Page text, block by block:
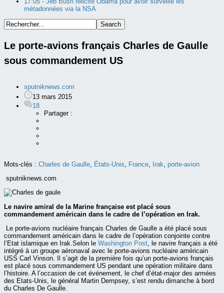
métadonnées via la NSA
Le porte-avions français Charles de Gaulle
sous commandement US
sputniknews.com
13 mars 2015
18
Partager :
Mots-clés : Charles de Gaulle, États-Unis, France, Irak, porte-avion
sputniknews.com
Le navire amiral de la Marine française est placé sous
commandement américain dans le cadre de l’opération en Irak.
Le porte-avions nucléaire français Charles de Gaulle a été placé sous
commandement américain dans le cadre de l’opération conjointe contre
l’Etat islamique en Irak.Selon le Washington Post, le navire français a été
intégré à un groupe aéronaval avec le porte-avions nucléaire américain
USS Carl Vinson. Il s’agit de la première fois qu’un porte-avions français
est placé sous commandement US pendant une opération militaire dans
l’histoire. A l’occasion de cet événement, le chef d’état-major des armées
des Etats-Unis, le général Martin Dempsey, s’est rendu dimanche à bord
du Charles De Gaulle.